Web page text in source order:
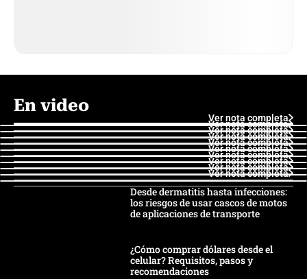
En video
Ver nota completa
Ver nota completa
Ver nota completa
Ver nota completa
Ver nota completa
Ver nota completa
Ver nota completa
Ver nota completa
Ver nota completa
Ver nota completa
Desde dermatitis hasta infecciones:
los riesgos de usar cascos de motos
de aplicaciones de transporte
¿Cómo comprar dólares desde el
celular? Requisitos, pasos y
recomendaciones